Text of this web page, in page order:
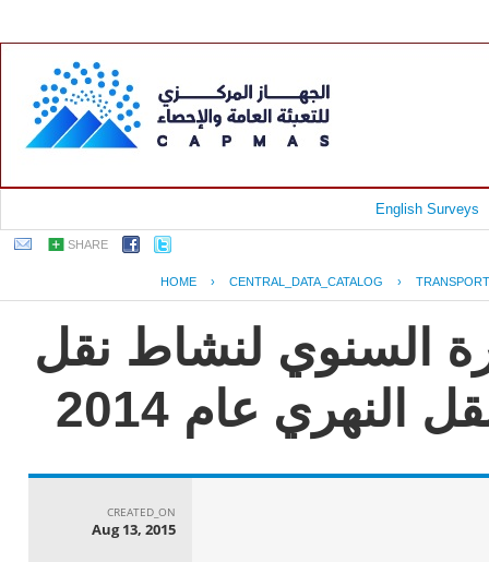
English Surveys
SHARE
HOME › CENTRAL_DATA_CATALOG ›
السنوي لنشاط نقل
عام 2014
CREATED_ON
Aug 13, 2015